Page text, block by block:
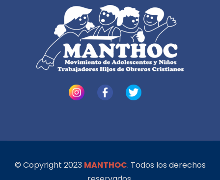
© Copyright 2023 MANTHOC. Todos los derechos